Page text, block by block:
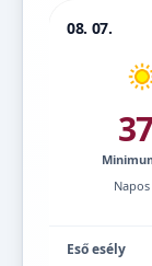
08. 07.
Eső esély